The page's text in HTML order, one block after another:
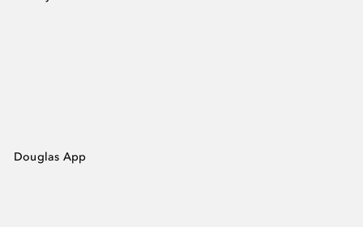
Douglas App